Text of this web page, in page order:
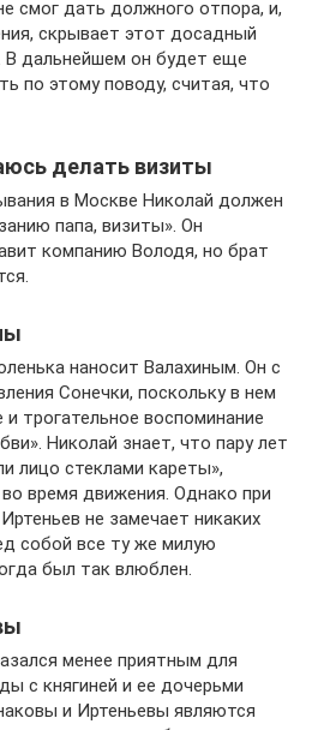
смог дать должного отпора, и,
скрывает этот досадный
В дальнейшем он будет еще
по этому поводу, считая, что
делать визиты
в Москве Николай должен
папа, визиты». Он
компанию Володя, но брат
наносит Валахиным. Он с
Сонечки, поскольку в нем
трогательное воспоминание
Николай знает, что пару лет
лицо стеклами кареты»,
время движения. Однако при
не замечает никаких
собой все ту же милую
был так влюблен.
менее приятным для
с княгиней и ее дочерьми
и Иртеньевы являются